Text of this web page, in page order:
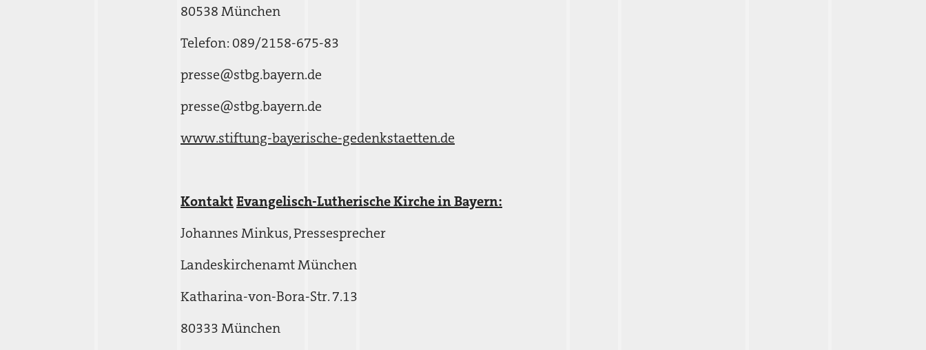
80538 München
Telefon: 089/2158-675-83
presse@stbg.bayern.de
presse@stbg.bayern.de
www.stiftung-bayerische-gedenkstaetten.de
KontaktEvangelisch-Lutherische Kirche in Bayern:
Johannes Minkus, Pressesprecher
Landeskirchenamt München
Katharina-von-Bora-Str. 7.13
80333 München